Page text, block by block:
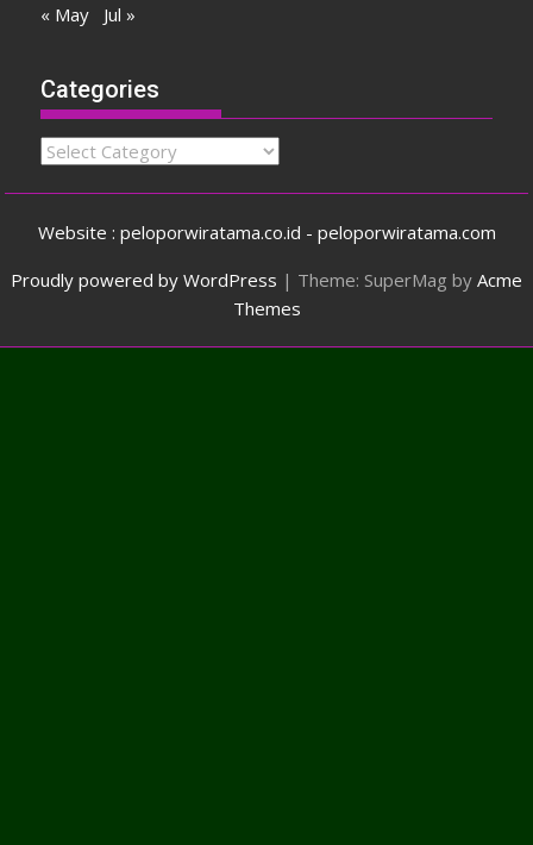
« May Jul »
Categories
Categories
Website : peloporwiratama.co.id - peloporwiratama.com
Proudly powered by WordPress | Theme: SuperMag by Acme
Themes